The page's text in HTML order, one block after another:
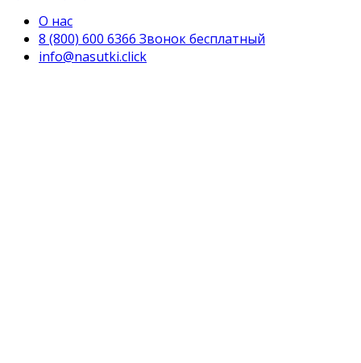
О нас
8 (800) 600 6366 Звонок бесплатный
info@nasutki.click